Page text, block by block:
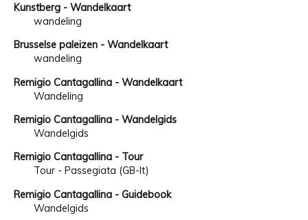
Kunstberg - Wandelkaart
wandeling
Brusselse paleizen - Wandelkaart
wandeling
Remigio Cantagallina - Wandelkaart
Wandeling
Remigio Cantagallina - Wandelgids
Wandelgids
Remigio Cantagallina - Tour
Tour - Passegiata (GB-It)
Remigio Cantagallina - Guidebook
Wandelgids